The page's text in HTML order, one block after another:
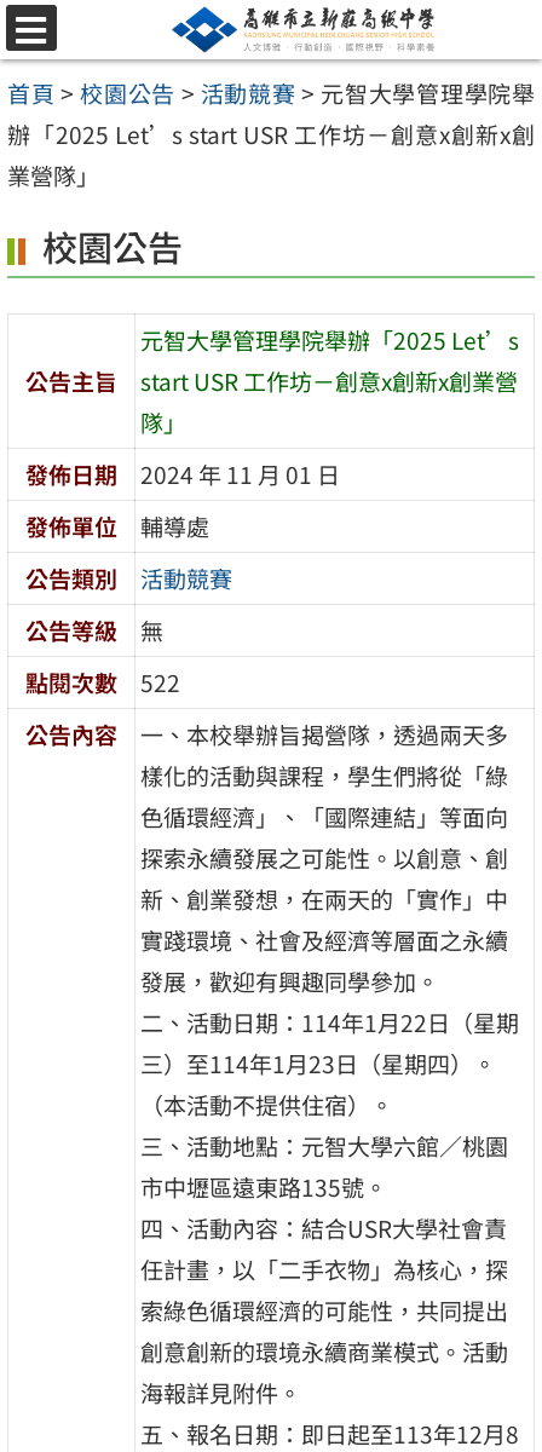
跳
至
主
要
內
區
選
單
首頁 > 校園公告 > 活動競賽 > 元智大學管理學院舉
辦「2025 Let’s start USR 工作坊－創意x創新x創
業營隊」
校園公告
公告主旨
元智大學管理學院舉辦「2025 Let’s
start USR 工作坊－創意x創新x創業營
隊」
發佈日期
2024 年 11 月 01 日
發佈單位
輔導處
公告類別
活動競賽
公告等級
無
點閱次數
522
公告內容
一、本校舉辦旨揭營隊，透過兩天多
樣化的活動與課程，學生們將從「綠
色循環經濟」、「國際連結」等面向
探索永續發展之可能性。以創意、創
新、創業發想，在兩天的「實作」中
實踐環境、社會及經濟等層面之永續
發展，歡迎有興趣同學參加。
二、活動日期：114年1月22日（星期
三）至114年1月23日（星期四）。
（本活動不提供住宿）。
三、活動地點：元智大學六館／桃園
市中壢區遠東路135號。
四、活動內容：結合USR大學社會責
任計畫，以「二手衣物」為核心，探
索綠色循環經濟的可能性，共同提出
創意創新的環境永續商業模式。活動
海報詳見附件。
五、報名日期：即日起至113年12月8